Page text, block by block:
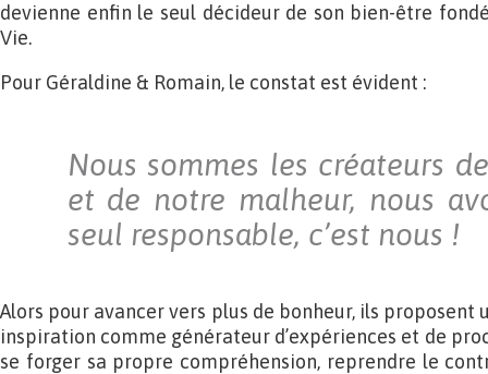
devienne enfin le seul décideur de son bien-être
Vie.
Pour Géraldine & Romain, le constat est évident :
Nous sommes les créateurs
et de notre malheur, nous
seul responsable, c’est nous !
Alors pour avancer vers plus de bonheur, ils proposent
inspiration comme générateur d’expériences et de
se forger sa propre compréhension, reprendre le